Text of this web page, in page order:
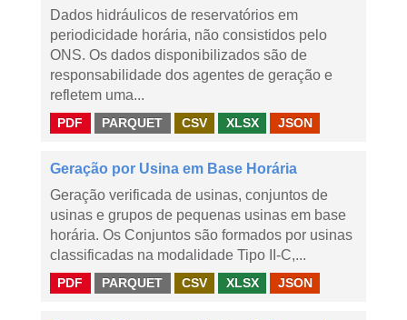
Dados hidráulicos de reservatórios em
periodicidade horária, não consistidos pelo
ONS. Os dados disponibilizados são de
responsabilidade dos agentes de geração e
refletem uma...
PDF PARQUET CSV XLSX JSON
Geração por Usina em Base Horária
Geração verificada de usinas, conjuntos de
usinas e grupos de pequenas usinas em base
horária. Os Conjuntos são formados por usinas
classificadas na modalidade Tipo II-C,...
PDF PARQUET CSV XLSX JSON